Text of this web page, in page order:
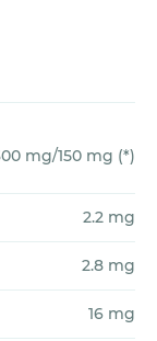
at du
længere
mg/150 mg (*)
2.2 mg
2.8 mg
16 mg